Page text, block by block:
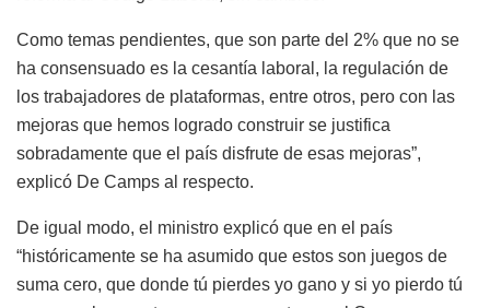
Como temas pendientes, que son parte del 2% que no se
ha consensuado es la cesantía laboral, la regulación de
los trabajadores de plataformas, entre otros, pero con las
mejoras que hemos logrado construir se justifica
sobradamente que el país disfrute de esas mejoras”,
explicó De Camps al respecto.
De igual modo, el ministro explicó que en el país
“históricamente se ha asumido que estos son juegos de
suma cero, que donde tú pierdes yo gano y si yo pierdo tú